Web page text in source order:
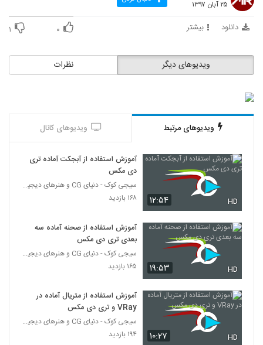
۲۵ آبان ۱۳۹۷
دانلود بیشتر ۰ ۱
نظرات ویدیوهای دیگر
ویدیوهای مرتبط ویدیوهای کانال
۱۲:۵۴ HD
آموزش استفاده از آبجکت آماده تری
دی مکس
سیجی کوک - دنیای CG و هنرهای دیجیتال
۱۶۸ بازدید
۱۹:۵۳ HD
آموزش استفاده از صحنه آماده سه
بعدی تری دی مکس
سیجی کوک - دنیای CG و هنرهای دیجیتال
۱۶۵ بازدید
۱۰:۲۷ HD
آموزش استفاده از متریال آماده در
VRay و تری دی مکس
سیجی کوک - دنیای CG و هنرهای دیجیتال
۱۹۴ بازدید